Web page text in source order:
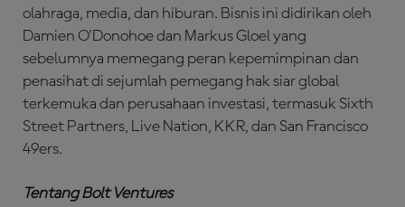
olahraga, media, dan hiburan. Bisnis ini didirikan oleh
Damien O'Donohoe dan Markus Gloel yang
sebelumnya memegang peran kepemimpinan dan
penasihat di sejumlah pemegang hak siar global
terkemuka dan perusahaan investasi, termasuk Sixth
Street Partners, Live Nation, KKR, dan San Francisco
49ers.
Tentang Bolt Ventures